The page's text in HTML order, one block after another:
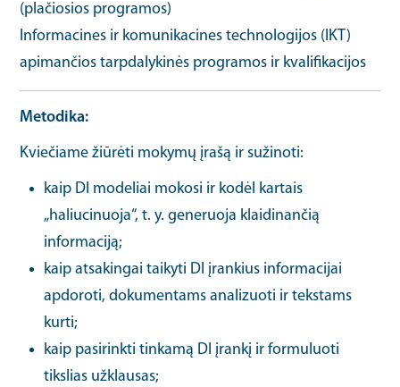
(plačiosios programos)
Informacines ir komunikacines technologijos (IKT)
apimančios tarpdalykinės programos ir kvalifikacijos
Metodika
Kviečiame žiūrėti mokymų įrašą ir sužinoti:
kaip DI modeliai mokosi ir kodėl kartais
„haliucinuoja“, t. y. generuoja klaidinančią
informaciją;
kaip atsakingai taikyti DI įrankius informacijai
apdoroti, dokumentams analizuoti ir tekstams
kurti;
kaip pasirinkti tinkamą DI įrankį ir formuluoti
tikslias užklausas;